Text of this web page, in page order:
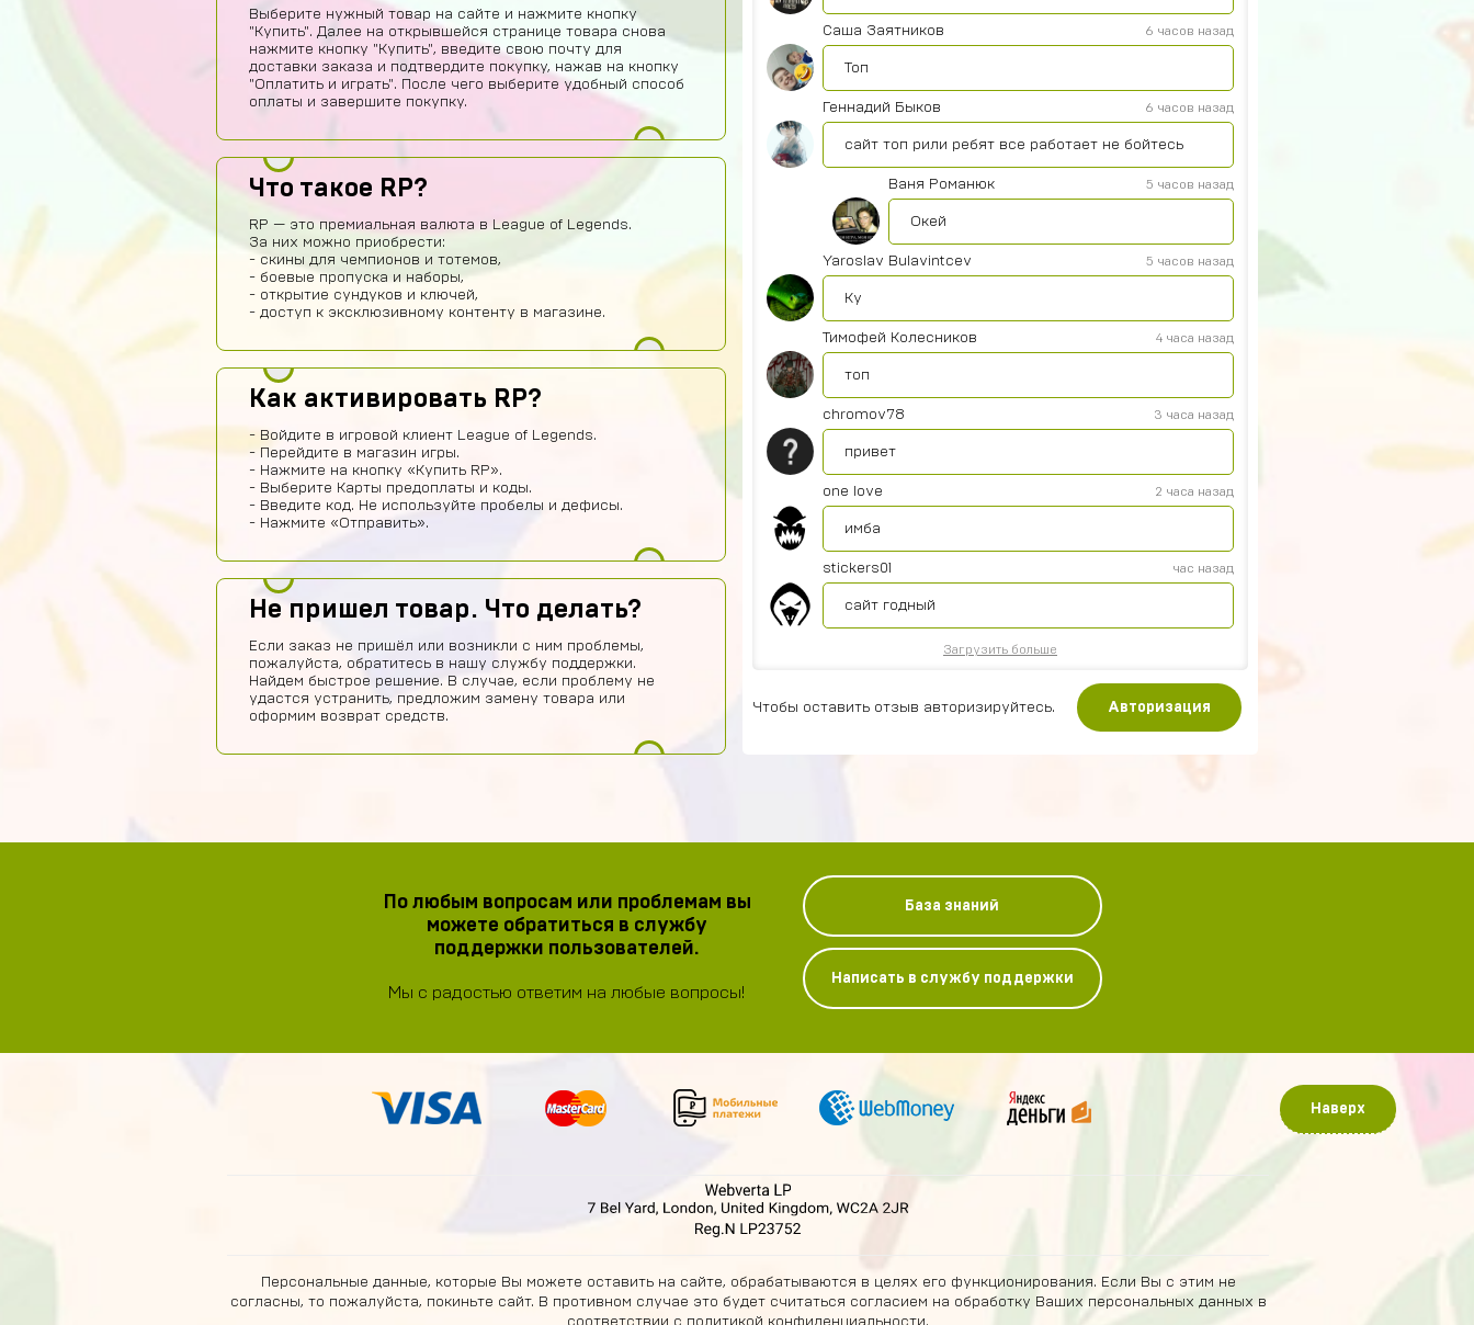
Выберите нужный товар на сайте и нажмите кнопку
"Купить". Далее на открывшейся странице товара снова
нажмите кнопку "Купить", введите свою почту для
доставки заказа и подтвердите покупку, нажав на кнопку
"Оплатить и играть". После чего выберите удобный способ
оплаты и завершите покупку.
Что такое RP?
RP — это премиальная валюта в League of Legends.
За них можно приобрести:
- скины для чемпионов и тотемов,
- боевые пропуска и наборы,
- открытие сундуков и ключей,
- доступ к эксклюзивному контенту в магазине.
Как активировать RP?
- Войдите в игровой клиент League of Legends.
- Перейдите в магазин игры.
- Нажмите на кнопку «Купить RP».
- Выберите Карты предоплаты и коды.
- Введите код. Не используйте пробелы и дефисы.
- Нажмите «Отправить».
Не пришел товар. Что делать?
Если заказ не пришёл или возникли с ним проблемы,
пожалуйста, обратитесь в нашу службу поддержки.
Найдем быстрое решение. В случае, если проблему не
удастся устранить, предложим замену товара или
оформим возврат средств.
Саша Заятников 6 часов назад
Топ
Геннадий Быков 6 часов назад
сайт топ рили ребят все работает не бойтесь
Ваня Романюк 5 часов назад
Окей
Yaroslav Bulavintcev 5 часов назад
Ку
Тимофей Колесников 4 часа назад
топ
chromov78 3 часа назад
привет
one love 2 часа назад
имба
stickers01 час назад
сайт годный
Загрузить больше
Чтобы оставить отзыв авторизируйтесь. Авторизация
По любым вопросам или проблемам вы
можете обратиться в службу
поддержки пользователей.
Мы с радостью ответим на любые вопросы!
База знаний
Написать в службу поддержки
Наверх
Персональные данные, которые Вы можете оставить на сайте, обрабатываются в целях его функционирования. Если Вы с этим не
согласны, то пожалуйста, покиньте сайт. В противном случае это будет считаться согласием на обработку Ваших персональных данных в